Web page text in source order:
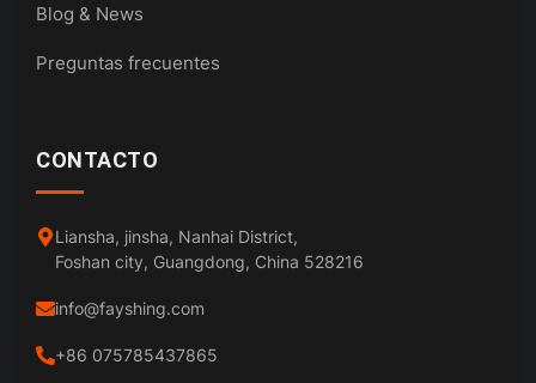
Blog & News
Preguntas frecuentes
CONTACTO
Liansha, jinsha, Nanhai District,
Foshan city, Guangdong, China 528216
info@fayshing.com
+86 075785437865